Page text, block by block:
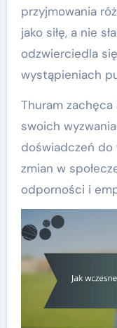
przyjmowania
jako siłę, a nie
odzwierciedla
wystąpieniach
Thuram
swoich
doświadczeń do
zmian w
odporności i